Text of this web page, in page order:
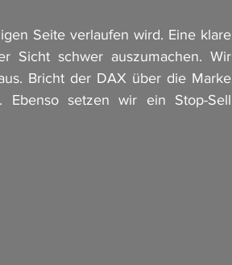
Seite verlaufen wird. Eine klare
Sicht schwer auszumachen. Wir
Bricht der DAX über die Marke
setzen wir ein Stop-Sell
(Apr)